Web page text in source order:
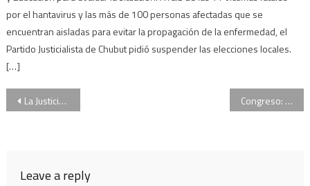
por el hantavirus y las más de 100 personas afectadas que se
encuentran aisladas para evitar la propagación de la enfermedad, el
Partido Justicialista de Chubut pidió suspender las elecciones locales.
[…]
Navegación
La Justicia ratificó la constitucionalidad del nuevo protocolo de seguridad Congreso: la oposición rechazará la baja de la edad de imputabilidad
Leave a reply